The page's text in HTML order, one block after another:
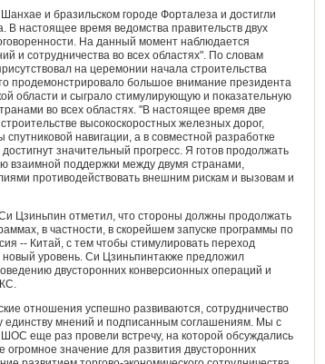
и бразильском городе Форталеза и достигли
В настоящее время ведомства правительств двух
На данный момент наблюдается
и сотрудничества во всех областях". По словам
на церемонии начала строительства
продемонстрировало большое внимание президента
области и сыграло стимулирующую и показательную
во всех областях. "В настоящее время две
высокоскоростных железных дорог,
навигации, а в совместной разработке
значительный прогресс. Я готов продолжать
взаимной поддержки между двумя странами,
противодействовать внешним рискам и вызовам и
Цзиньпин отметил, что стороны должны продолжать
в частности, в скорейшем запуске программы по
-- Китай, с тем чтобы стимулировать переход
новый уровень. Си Цзиньпинтакже предложил
двусторонних конверсионных операций и
отношения успешно развиваются, сотрудничество
единству мнений и подписанным соглашениям. Мы с
еще раз провели встречу, на которой обсуждались
значение для развития двусторонних